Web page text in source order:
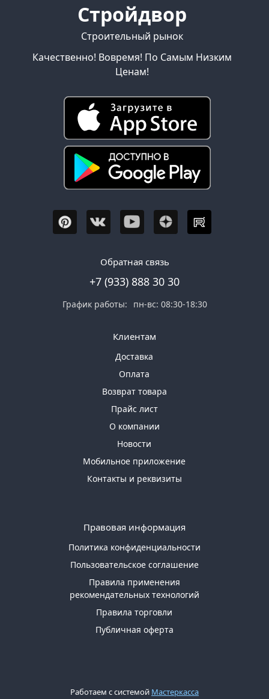
Стройдвор
Строительный рынок
Качественно! Вовремя! По Самым Низким
Ценам!
Обратная связь
+7 (933) 888 30 30
График работы: пн-вс: 08:30-18:30
Клиентам
Доставка
Оплата
Возврат товара
Прайс лист
О компании
Новости
Мобильное приложение
Контакты и реквизиты
Правовая информация
Политика конфиденциальности
Пользовательское соглашение
Правила применения
рекомендательных технологий
Правила торговли
Публичная оферта
Работаем с системой Мастеркасса